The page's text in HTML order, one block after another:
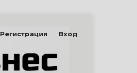
Регистрация Вход